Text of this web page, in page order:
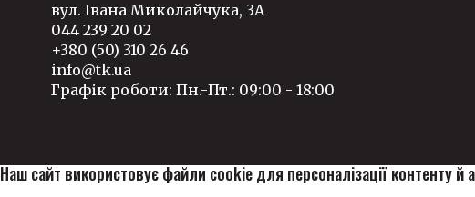
вул. Івана Миколайчука, 3А
044 239 20 02
+380 (50) 310 26 46
info@tk.ua
Графік роботи: Пн.-Пт.: 09:00 - 18:00
Наш сайт використовує файли cookie для персоналізації контенту й